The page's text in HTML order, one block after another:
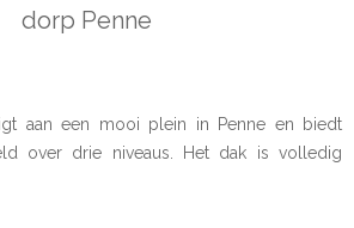
dorp Penne
aan een mooi plein in Penne en biedt
over drie niveaus. Het dak is volledig